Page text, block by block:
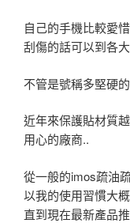
自己的手機比較愛
刮傷的話可以到各
不管是號稱多堅硬
近年來保護貼材質
用心的廠商..
從一般的imos疏油
以我的使用習慣大
直到現在最新產品